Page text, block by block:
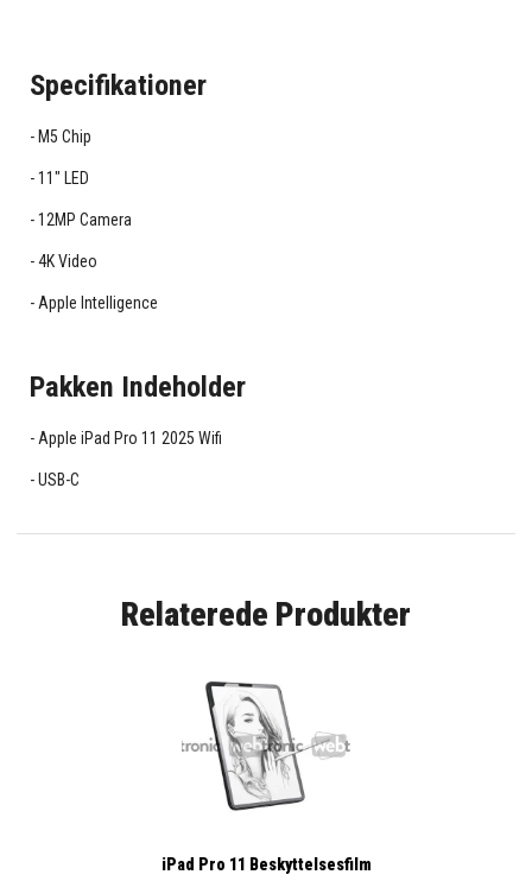
Specifikationer
M5 Chip
11" LED
12MP Camera
4K Video
Apple Intelligence
Pakken Indeholder
Apple iPad Pro 11 2025 Wifi
USB-C
Relaterede Produkter
iPad Pro 11 Beskyttelsesfilm